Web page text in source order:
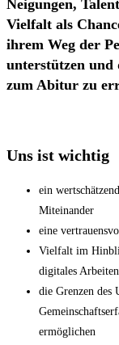
Neigungen,
Vielfalt als
ihrem Weg der
unterstützen und
zum Abitur zu
Uns ist wichtig
ein
Miteinander
eine
Vielfalt im
digitales Arbeiten
die Grenzen des
ermöglichen